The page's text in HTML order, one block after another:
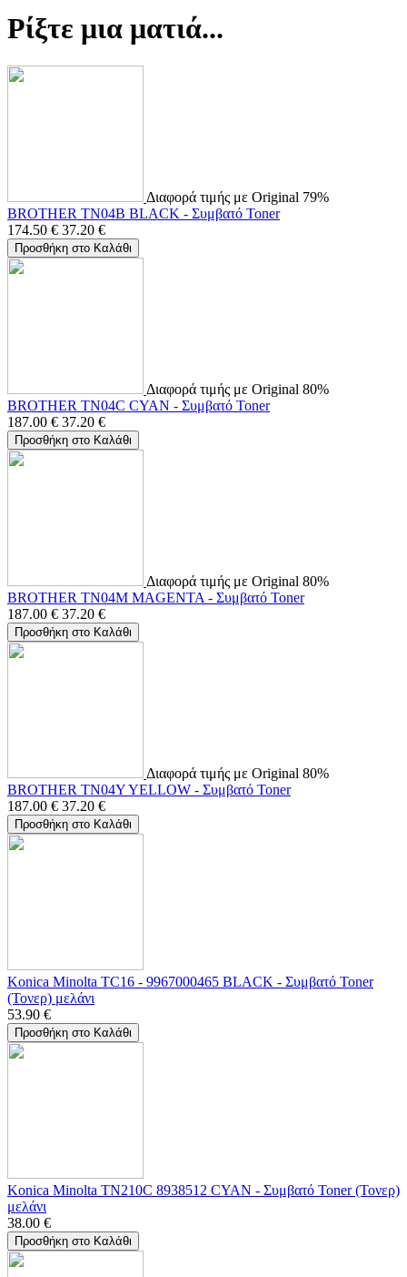
Ρίξτε μια ματιά...
Διαφορά τιμής με Original 79%
BROTHER TN04B BLACK - Συμβατό Toner
174.50 € 37.20 €
Προσθήκη στο Καλάθι
Διαφορά τιμής με Original 80%
BROTHER TN04C CYAN - Συμβατό Toner
187.00 € 37.20 €
Προσθήκη στο Καλάθι
Διαφορά τιμής με Original 80%
BROTHER TN04M MAGENTA - Συμβατό Toner
187.00 € 37.20 €
Προσθήκη στο Καλάθι
Διαφορά τιμής με Original 80%
BROTHER TN04Y YELLOW - Συμβατό Toner
187.00 € 37.20 €
Προσθήκη στο Καλάθι
Konica Minolta TC16 - 9967000465 BLACK - Συμβατό Toner
(Τονερ) μελάνι
53.90 €
Προσθήκη στο Καλάθι
Konica Minolta TN210C 8938512 CYAN - Συμβατό Toner (Τονερ)
μελάνι
38.00 €
Προσθήκη στο Καλάθι